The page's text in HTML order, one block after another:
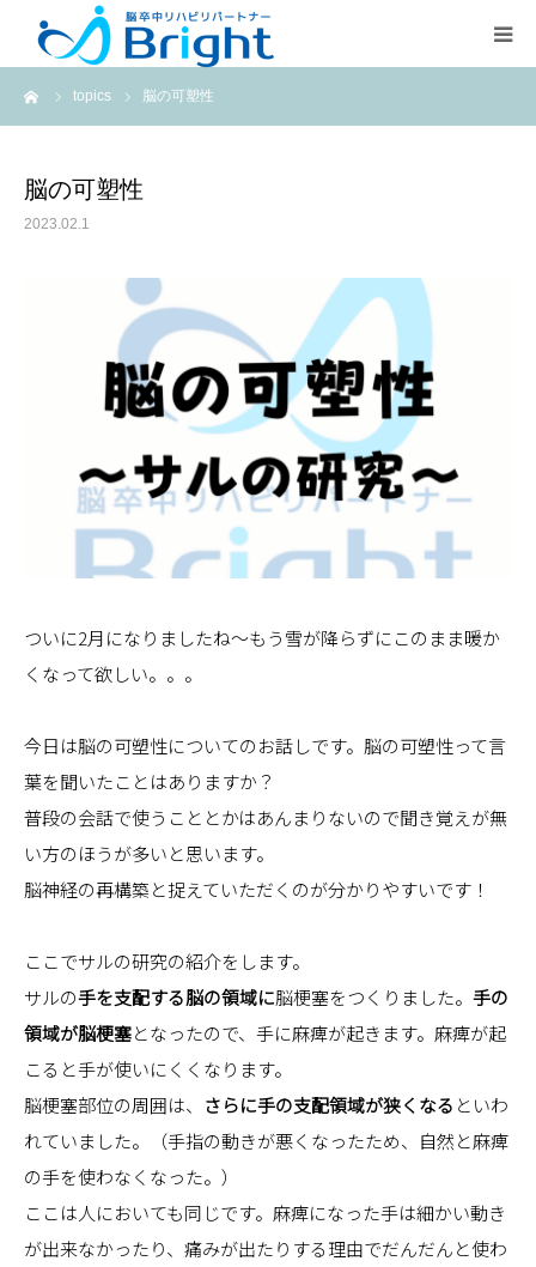
topics 脳の可塑性
脳の可塑性
2023.02.1
ついに2月になりましたね～もう雪が降らずにこのまま暖か
くなって欲しい。。。
今日は脳の可塑性についてのお話しです。脳の可塑性って言
葉を聞いたことはありますか？
普段の会話で使うこととかはあんまりないので聞き覚えが無
い方のほうが多いと思います。
脳神経の再構築と捉えていただくのが分かりやすいです！
ここでサルの研究の紹介をします。
サルの手を支配する脳の領域に脳梗塞をつくりました。 手の
領域が脳梗塞となったので、手に麻痺が起きます。麻痺が起
こると手が使いにくくなります。
脳梗塞部位の周囲は、 さらに手の支配領域が狭くなる といわ
れていました。（手指の動きが悪くなったため、自然と麻痺
の手を使わなくなった。）
ここは人においても同じです。麻痺になった手は細かい動き
が出来なかったり、痛みが出たりする理由でだんだんと使わ
Brightとは
疾患別ページ
よくある質問